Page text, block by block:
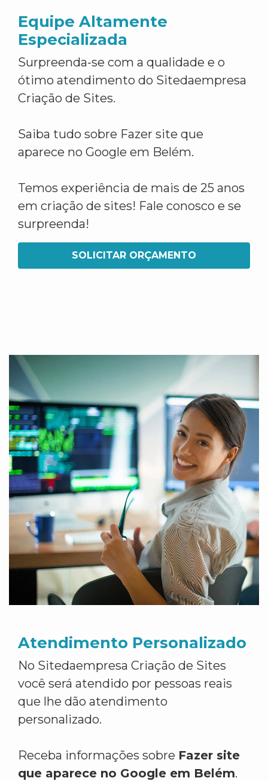
Equipe Altamente
Especializada
Surpreenda-se com a qualidade e o
ótimo atendimento do Sitedaempresa
Criação de Sites.
Saiba tudo sobre Fazer site que
aparece no Google em Belém.
Temos experiência de mais de 25 anos
em criação de sites! Fale conosco e se
surpreenda!
SOLICITAR ORÇAMENTO
Atendimento Personalizado
No Sitedaempresa Criação de Sites
você será atendido por pessoas reais
que lhe dão atendimento
personalizado.
Receba informações sobre Fazer site
que aparece no Google em Belém.